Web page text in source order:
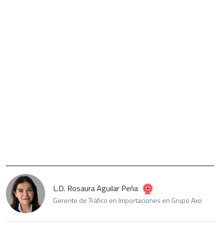
L.D. Rosaura Aguilar Peña
Gerente de Tráfico en Importaciones en Grupo Axo